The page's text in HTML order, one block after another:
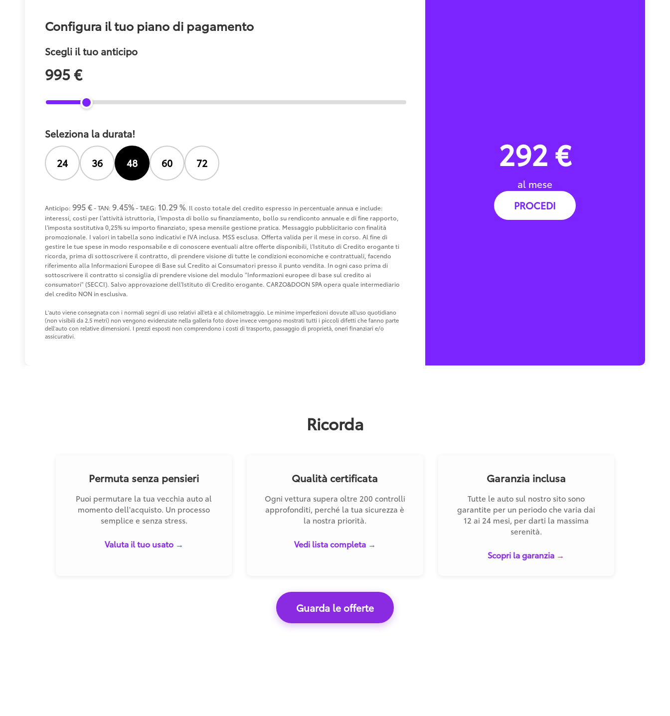
Configura il tuo piano di pagamento
Scegli il tuo anticipo
995 €
Seleziona la durata!
24 36 48 60 72
Anticipo: 995 €- TAN: 9.45%- TAEG: 10.29 %. Il costo totale del credito espresso in percentuale annua e include:
interessi, costi per l'attività istruttoria, l'imposta di bollo su finanziamento, bollo su rendiconto annuale e di fine rapporto,
l'imposta sostitutiva 0,25% su importo finanziato, spesa mensile gestione pratica. Messaggio pubblicitario con finalità
promozionale. I valori in tabella sono indicativi e IVA inclusa. MSS esclusa. Offerta valida per il mese in corso. Al fine di
gestire le tue spese in modo responsabile e di conoscere eventuali altre offerte disponibili, l'Istituto di Credito erogante ti
ricorda, prima di sottoscrivere il contratto, di prendere visione di tutte le condizioni economiche e contrattuali, facendo
riferimento alla Informazioni Europee di Base sul Credito ai Consumatori presso il punto vendita. In ogni caso prima di
sottoscrivere il contratto si consiglia di prendere visione del modulo "Informazioni europee di base sul credito ai
consumatori" (SECCI). Salvo approvazione dell'Istituto di Credito erogante. CARZO&DOON SPA opera quale intermediario
del credito NON in esclusiva.
L'auto viene consegnata con i normali segni di uso relativi all'età e al chilometraggio. Le minime imperfezioni dovute all'uso quotidiano
(non visibili da 2.5 metri) non vengono evidenziate nella galleria foto dove invece vengono mostrati tutti i piccoli difetti che fanno parte
dell'auto con relative dimensioni. I prezzi esposti non comprendono i costi di trasporto, passaggio di proprietà, oneri finanziari e/o
assicurativi.
292 €
al mese
PROCEDI
Ricorda
Permuta senza pensieri
Puoi permutare la tua vecchia auto al
momento dell'acquisto. Un processo
semplice e senza stress.
Valuta il tuo usato →
Qualità certificata
Ogni vettura supera oltre 200 controlli
approfonditi, perché la tua sicurezza è
la nostra priorità.
Vedi lista completa →
Garanzia inclusa
Tutte le auto sul nostro sito sono
garantite per un periodo che varia dai
12 ai 24 mesi, per darti la massima
serenità.
Scopri la garanzia →
Guarda le offerte